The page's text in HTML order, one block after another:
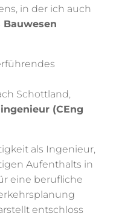
in der ich auch
Schottland,
(CEng
als Ingenieur,
Aufenthalts in
eine berufliche
entschloss